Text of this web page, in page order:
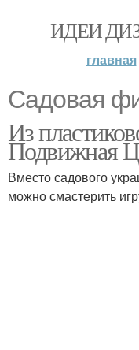
ИДЕИ
главная
Садовая
Из
Подвижная
Вместо садового
можно смастерить